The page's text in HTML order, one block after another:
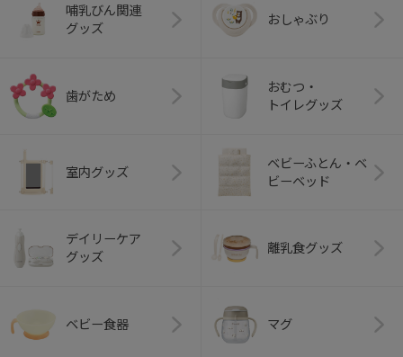
哺乳びん関連
グッズ
おしゃぶり
歯がため
おむつ・
トイレグッズ
室内グッズ
ベビーふとん・ベ
ビーベッド
デイリーケア
グッズ
離乳食グッズ
ベビー食器 マグ